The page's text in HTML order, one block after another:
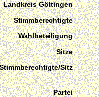
Landkreis Göttingen
Stimmberechtigte
Wahlbeteiligung
Sitze
Stimmberechtigte/Sitz
Partei